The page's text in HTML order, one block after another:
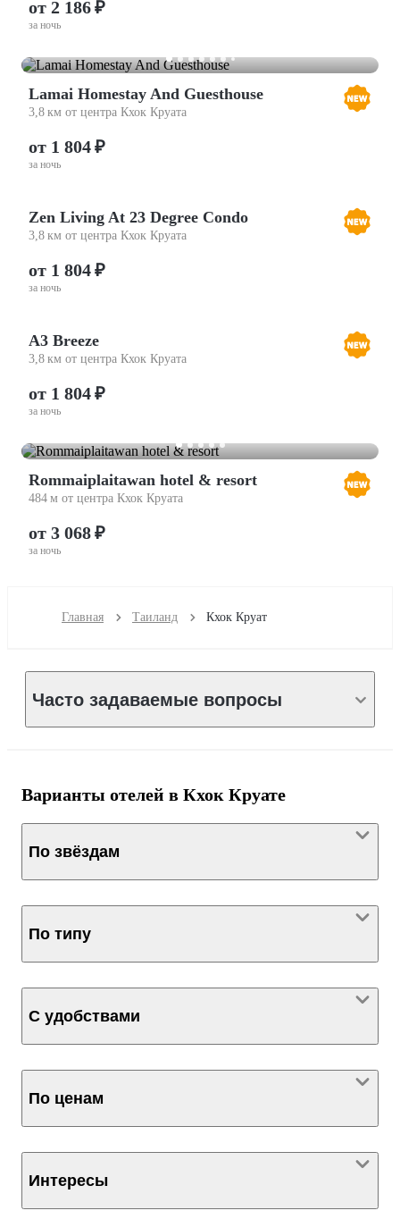
от 2 186 ₽
за ночь
Lamai Homestay And Guesthouse
3,8 км от центра Кхок Круата
от 1 804 ₽
за ночь
Zen Living At 23 Degree Condo
3,8 км от центра Кхок Круата
от 1 804 ₽
за ночь
A3 Breeze
3,8 км от центра Кхок Круата
от 1 804 ₽
за ночь
Rommaiplaitawan hotel & resort
484 м от центра Кхок Круата
от 3 068 ₽
за ночь
Главная Таиланд Кхок Круат
Часто задаваемые вопросы
Варианты отелей в Кхок Круате
По звёздам
По типу
С удобствами
По ценам
Интересы